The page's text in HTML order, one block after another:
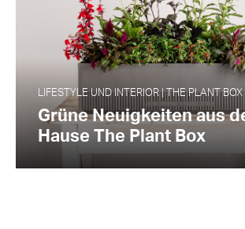
LIFESTYLE UND INTERIOR | THE PLANT
Grüne Neuigkeiten aus
Hause The Plant Box